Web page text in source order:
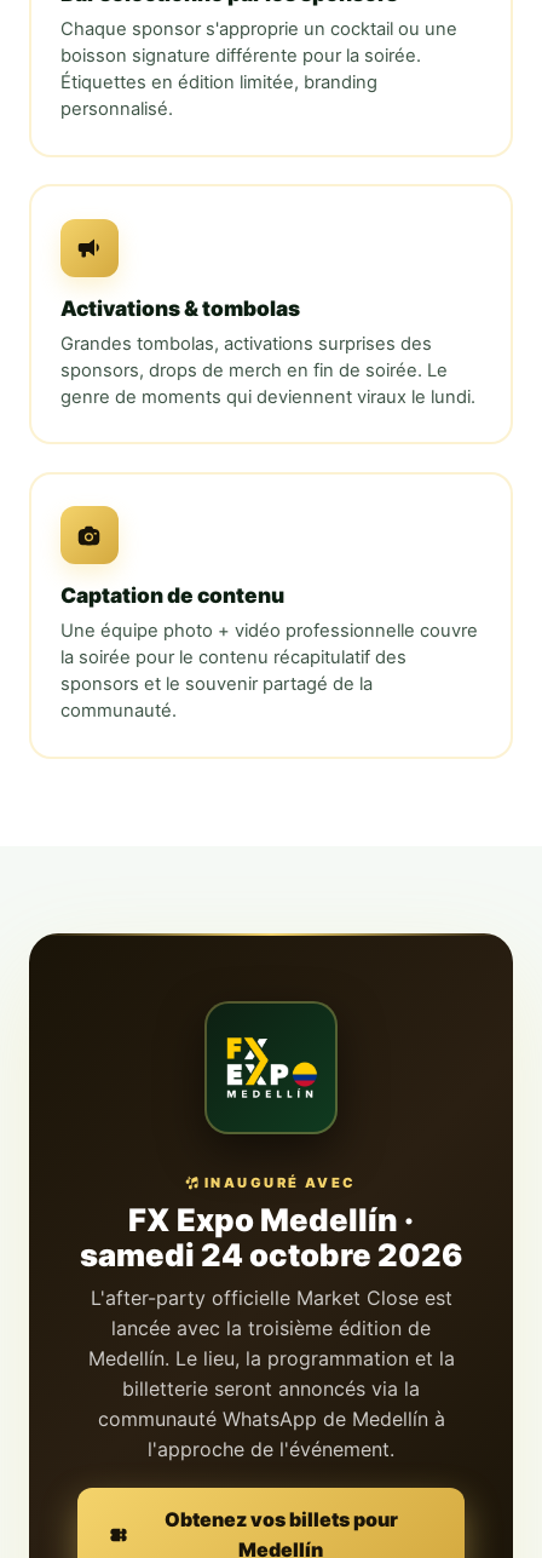
Chaque sponsor s'approprie un cocktail ou une
boisson signature différente pour la soirée.
Étiquettes en édition limitée, branding
personnalisé.
Activations & tombolas
Grandes tombolas, activations surprises des
sponsors, drops de merch en fin de soirée. Le
genre de moments qui deviennent viraux le lundi.
Captation de contenu
Une équipe photo + vidéo professionnelle couvre
la soirée pour le contenu récapitulatif des
sponsors et le souvenir partagé de la
communauté.
INAUGURÉ AVEC
FX ExpoMedellín ·
samedi 24 octobre 2026
L'after-party officielle Market Closeest
lancée avec la troisième édition de
Medellín. Le lieu, la programmation et la
billetterie seront annoncés via la
communauté WhatsApp de Medellín à
l'approche de l'événement.
Obtenez vos billets pour
Medellín